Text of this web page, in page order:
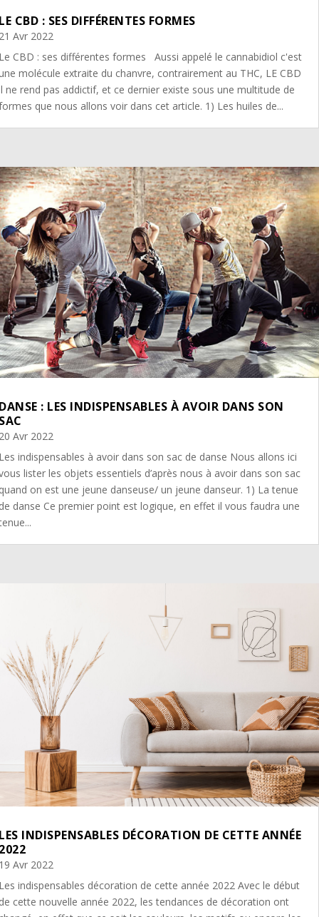
CBD : SES DIFFÉRENTES FORMES
Avr 2022
CBD : ses différentes formes Aussi appelé le cannabidiol c'est
molécule extraite du chanvre, contrairement au THC, LE CBD
ne rend pas addictif, et ce dernier existe sous une multitude de
que nous allons voir dans cet article. 1) Les huiles de...
: LES INDISPENSABLES À AVOIR DANS SON
Avr 2022
indispensables à avoir dans son sac de danse Nous allons ici
lister les objets essentiels d’après nous à avoir dans son sac
on est une jeune danseuse/ un jeune danseur. 1) La tenue
danse Ce premier point est logique, en effet il vous faudra une
INDISPENSABLES DÉCORATION DE CETTE ANNÉE
Avr 2022
indispensables décoration de cette année 2022 Avec le début
cette nouvelle année 2022, les tendances de décoration ont